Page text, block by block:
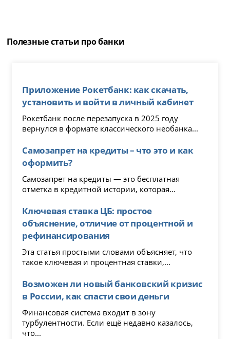
Полезные статьи про банки
Приложение Рокетбанк: как скачать,
установить и войти в личный кабинет
Рокетбанк после перезапуска в 2025 году
вернулся в формате классического необанка...
Самозапрет на кредиты – что это и как
оформить?
Самозапрет на кредиты — это бесплатная
отметка в кредитной истории, которая...
Ключевая ставка ЦБ: простое
объяснение, отличие от процентной и
рефинансирования
Эта статья простыми словами объясняет, что
такое ключевая и процентная ставки,...
Возможен ли новый банковский кризис
в России, как спасти свои деньги
Финансовая система входит в зону
турбулентности. Если ещё недавно казалось,
что...